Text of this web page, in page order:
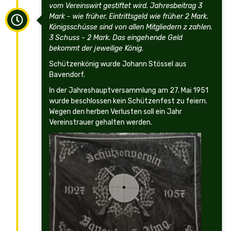
vom Vereinswirt gestiftet wird. Jahresbeitrag 3
Mark - wie früher. Eintrittsgeld wie früher 2 Mark.
Königsschüsse sind von allen Mitgliedern z zahlen.
3 Schuss - 2 Mark. Das eingehende Geld
bekommt der jeweilige König.
Schützenkönig wurde Johann Stössel aus
Bavendorf.
In der Jahreshauptversammlung am 27. Mai 1951
wurde beschlossen kein Schützenfest zu feiern.
Wegen den herben Verlusten soll ein Jahr
Vereinstrauer gehalten werden.